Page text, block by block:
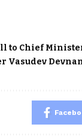
to Chief
Vasudev